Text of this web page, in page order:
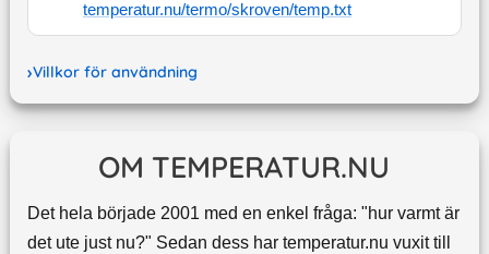
temperatur.nu/termo/skroven/temp.txt
Villkor för användning
OM TEMPERATUR.NU
Det hela började 2001 med en enkel fråga: "hur varmt är
det ute just nu?" Sedan dess har temperatur.nu vuxit till